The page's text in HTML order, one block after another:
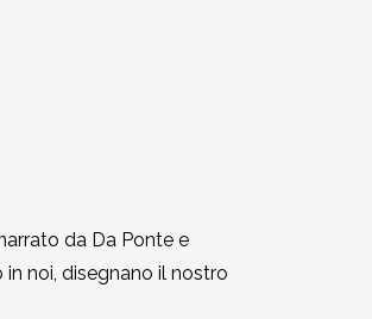
da Da Ponte e
noi, disegnano il nostro